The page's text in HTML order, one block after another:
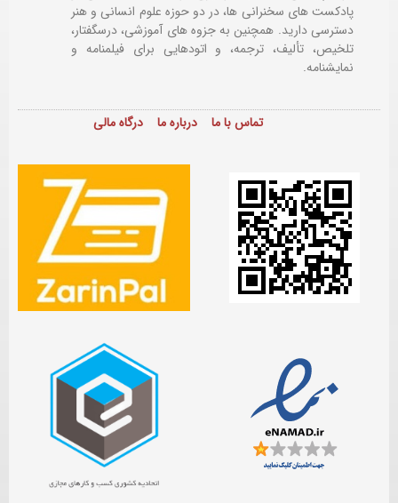
پادکست های سخنرانی ها، در دو حوزه علوم انسانی و هنر
دسترسی دارید. همچنین به جزوه های آموزشی، درسگفتار،
تلخیص، تألیف، ترجمه، و اتودهایی برایفیلمنامه و
نمایشنامه.
تماس با ما درباره ما درگاه مالی